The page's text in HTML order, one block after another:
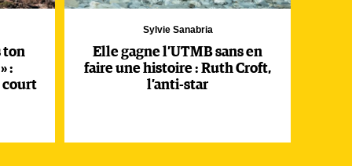
ton
:
court
Sylvie Sanabria
Elle gagne l’UTMB sans en
faire une histoire : Ruth Croft,
l’anti-star